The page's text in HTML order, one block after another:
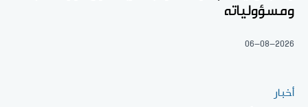
ومسؤولياته
06-08-2026
أخبار